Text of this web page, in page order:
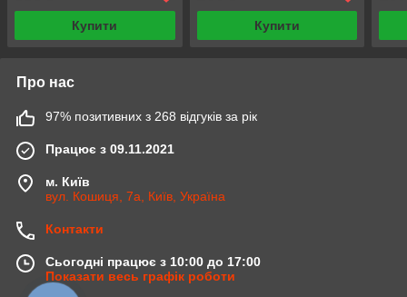
Купити Купити
Про нас
97% позитивних з 268 відгуків за рік
Працює з 09.11.2021
м. Київ
вул. Кошиця, 7а, Київ, Україна
Контакти
Сьогодні працює з 10:00 до 17:00
Показати весь графік роботи